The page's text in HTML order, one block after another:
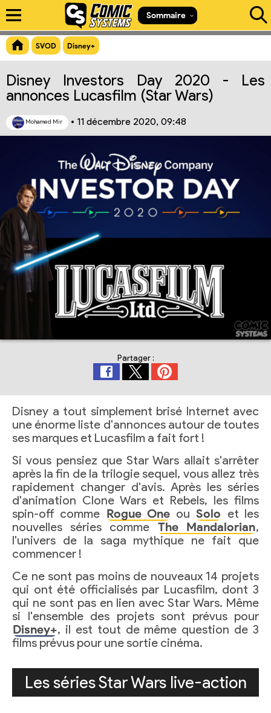
Sommaire
SVOD Disney+
Disney Investors Day 2020 - Les
annonces Lucasfilm (Star Wars)
Mohamed Mir • 11 décembre 2020, 09:48
Partager :
Disney a tout simplement brisé Internet avec
une énorme liste d'annonces autour de toutes
ses marques et Lucasfilm a fait fort !
Si vous pensiez que Star Wars allait s'arrêter
après la fin de la trilogie sequel, vous allez très
rapidement changer d'avis. Après les séries
d'animation Clone Wars et Rebels, les films
spin-off comme Rogue One ou Solo et les
nouvelles séries comme The Mandalorian,
l'univers de la saga mythique ne fait que
commencer !
Ce ne sont pas moins de nouveaux 14 projets
qui ont été officialisés par Lucasfilm, dont 3
qui ne sont pas en lien avec Star Wars. Même
si l'ensemble des projets sont prévus pour
Disney+, il est tout de même question de 3
films prévus pour une sortie cinéma.
Les séries Star Wars live-action
Aperçu du lien